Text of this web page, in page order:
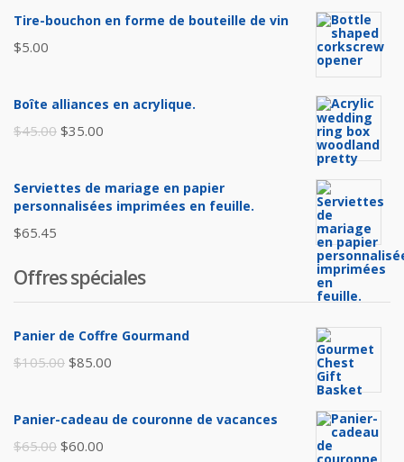
Tire-bouchon en forme de bouteille de vin
$5.00
Boîte alliances en acrylique.
$45.00 Le
initial
était :
$35.00
actuel
est :
Serviettes de mariage en papier
personnalisées imprimées en feuille.
$65.45
Offres spéciales
Panier de Coffre Gourmand
$105.00 Le
initial
$85.00
actuel
Panier-cadeau de couronne de vacances
$65.00 Le
$60.00